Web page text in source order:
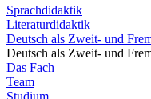
Sprachdidaktik
Literaturdidaktik
Deutsch als Zweit- und
Deutsch als Zweit- und
Das Fach
Team
Studium